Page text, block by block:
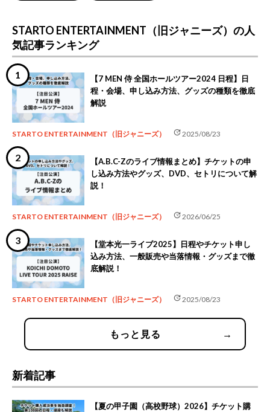
STARTO ENTERTAINMENT（旧ジャニーズ）の人
気記事ランキング
【7 MEN 侍 全国ホールツアー2024 日程】日
程・会場、申し込み方法、グッズの種類を徹底
解説
STARTO ENTERTAINMENT（旧ジャニーズ） update2025/08/23
【A.B.C-Zのライブ情報まとめ】チケットの申
し込み方法やグッズ、DVD、セトリについて解
説！
STARTO ENTERTAINMENT（旧ジャニーズ） update2026/06/25
【堂本光一ライブ2025】日程やチケット申し
込み方法、一般販売や当落情報・グッズまで徹
底解説！
STARTO ENTERTAINMENT（旧ジャニーズ） update2025/08/23
もっと見る →
新着記事
【夏の甲子園（高校野球）2026】チケット購